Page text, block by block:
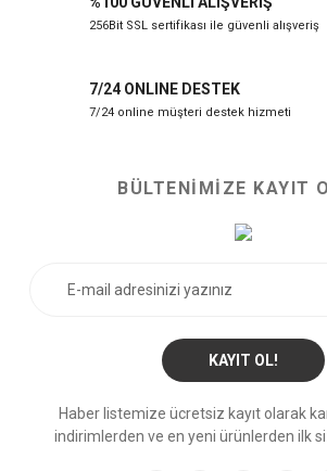
256Bit SSL sertifikası ile güvenli alışveriş
7/24 ONLINE DESTEK
7/24 online müşteri destek hizmeti
BÜLTENİMİZE KAYIT
KAYIT OL!
Haber listemize ücretsiz kayıt olarak
indirimlerden ve en yeni ürünlerden ilk